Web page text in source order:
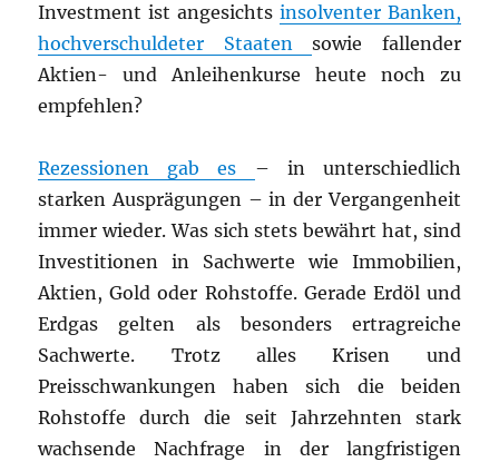
Investment ist angesichts insolventer Banken,
hochverschuldeter Staatensowie fallender
Aktien- und Anleihenkurse heute noch zu
empfehlen?
Rezessionen gab es – in unterschiedlich
starken Ausprägungen – in der Vergangenheit
immer wieder. Was sich stets bewährt hat, sind
Investitionen in Sachwerte wie Immobilien,
Aktien, Gold oder Rohstoffe. Gerade Erdöl und
Erdgas gelten als besonders ertragreiche
Sachwerte. Trotz alles Krisen und
Preisschwankungen haben sich die beiden
Rohstoffe durch die seit Jahrzehnten stark
wachsende Nachfrage in der langfristigen